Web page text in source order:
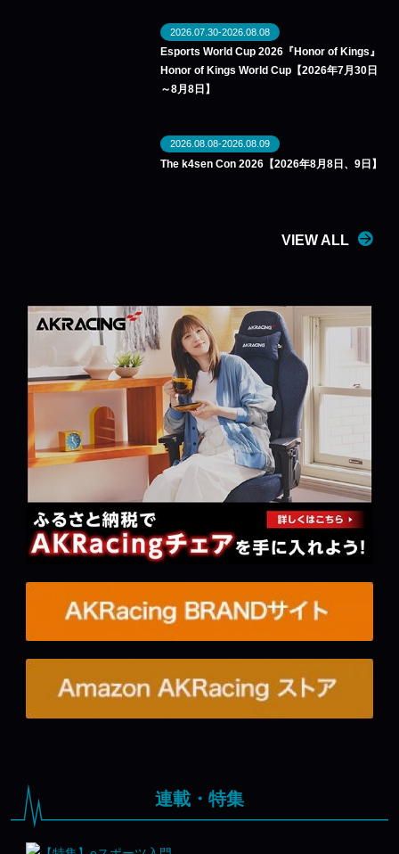
2026.07.30-2026.08.08
Esports World Cup 2026『Honor of Kings』
Honor of Kings World Cup【2026年7月30日
～8月8日】
2026.08.08-2026.08.09
The k4sen Con 2026【2026年8月8日、9日】
VIEW ALL
連載・特集